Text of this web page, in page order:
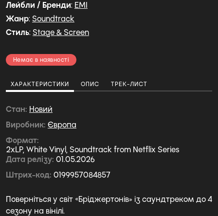
Лейбли / Бренди: EMI
Жанр: Soundtrack
Стиль: Stage & Screen
Немає в наявності
ХАРАКТЕРИСТИКИ ОПИС ТРЕК-ЛИСТ
Стан Новий
Виробник Європа
Формат
2xLP, White Vinyl, Soundtrack from Netflix Series
Дата релізу 01.05.2026
Штрих-код 0199957084857
Поверніться у світ «Бріджертонів» із саундтреком до 4
сезону на вінілі.